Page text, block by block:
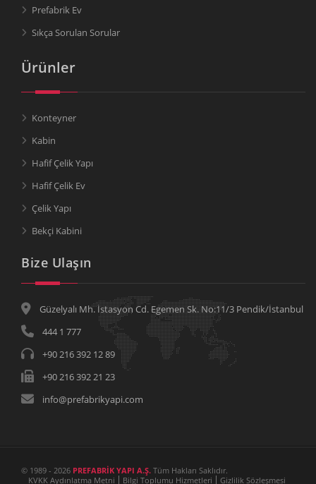
Prefabrik Ev
Sıkça Sorulan Sorular
Ürünler
Konteyner
Kabin
Hafif Çelik Yapı
Hafif Çelik Ev
Çelik Yapı
Bekçi Kabini
Bize Ulaşın
Güzelyalı Mh. İstasyon Cd. Egemen Sk. No:11/3 Pendik/İstanbul
444 1 777
+90 216 392 12 89
+90 216 392 21 23
info@prefabrikyapi.com
© 1989 - 2026 PREFABRİK YAPI A.Ş. Tüm Hakları Saklıdır.
KVKK Aydınlatma Metni
Bilgi Toplumu Hizmetleri Gizlilik Sözleşmesi